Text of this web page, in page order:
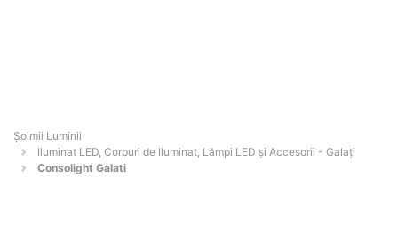
Șoimii Luminii
Iluminat LED, Corpuri de Iluminat, Lămpi LED și Accesorii - Galaţi
Consolight Galati